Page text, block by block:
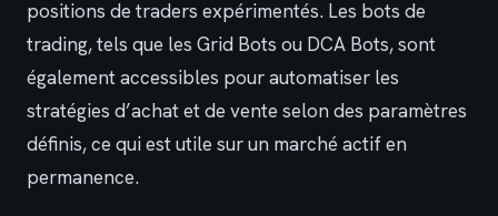
positions de traders expérimentés. Les bots de
trading, tels que les Grid Bots ou DCA Bots, sont
également accessibles pour automatiser les
stratégies d’achat et de vente selon des paramètres
définis, ce qui est utile sur un marché actif en
permanence.